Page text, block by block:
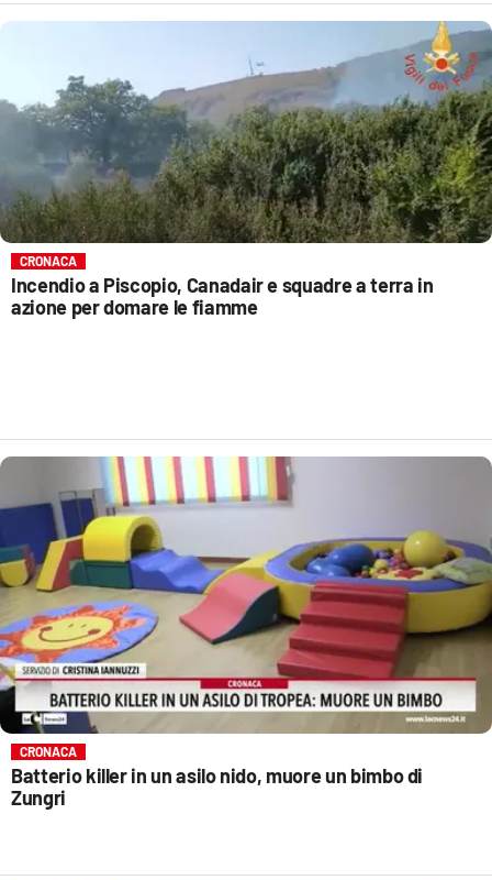
CRONACA
Incendio a Piscopio, Canadair e squadre a terra in
azione per domare le fiamme
CRONACA
Batterio killer in un asilo nido, muore un bimbo di
Zungri